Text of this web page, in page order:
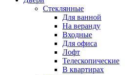
Стеклянные
Для ванной
На веранду
Входные
Для офиса
Лофт
Телескопические
В квартирах